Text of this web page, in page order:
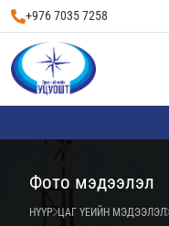
+976 7035 7258
Фото мэдээлэл
НҮҮР ЦАГ ҮЕИЙН МЭДЭЭЛЭЛ